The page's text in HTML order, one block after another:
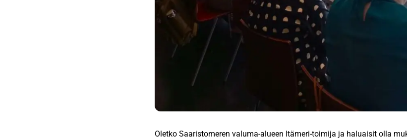
Oletko Saaristomeren valuma-alueen Itämeri-toimija ja haluaisit olla